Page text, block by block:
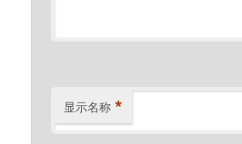
显示名称 *